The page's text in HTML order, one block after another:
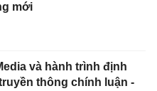
mới
và hành trình định
thông chính luận -